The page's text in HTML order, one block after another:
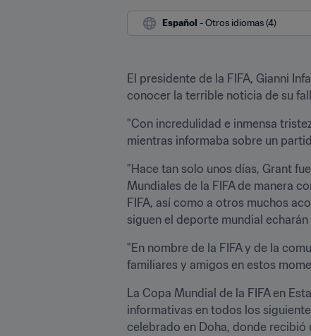
Español - Otros idiomas (4)
El presidente de la FIFA, Gianni
conocer la terrible noticia de su
"Con incredulidad e inmensa
mientras informaba sobre un
"Hace tan solo unos días, Grant
Mundiales de la FIFA de manera
FIFA, así como a otros muchos
siguen el deporte mundial
"En nombre de la FIFA y de la
familiares y amigos en estos
La Copa Mundial de la FIFA en
informativas en todos los
celebrado en Doha, donde recibió